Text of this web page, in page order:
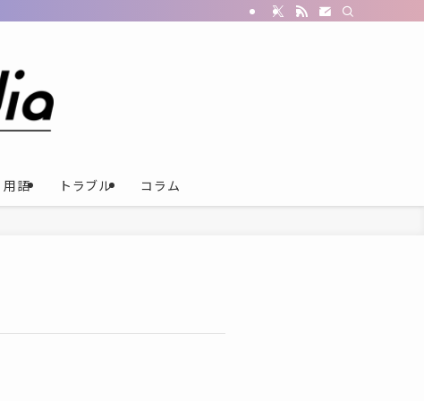
用語 トラブル コラム